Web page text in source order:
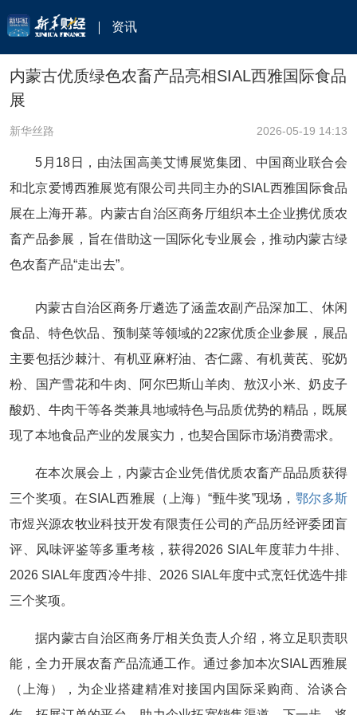
资讯
内蒙古优质绿色农畜产品亮相SIAL西雅国际食品
展
新华丝路 2026-05-19 14:13
5月18日，由法国高美艾博展览集团、中国商业联合会
和北京爱博西雅展览有限公司共同主办的SIAL西雅国际食品
展在上海开幕。内蒙古自治区商务厅组织本土企业携优质农
畜产品参展，旨在借助这一国际化专业展会，推动内蒙古绿
色农畜产品“走出去”。
内蒙古自治区商务厅遴选了涵盖农副产品深加工、休闲
食品、特色饮品、预制菜等领域的22家优质企业参展，展品
主要包括沙棘汁、有机亚麻籽油、杏仁露、有机黄芪、驼奶
粉、国产雪花和牛肉、阿尔巴斯山羊肉、敖汉小米、奶皮子
酸奶、牛肉干等各类兼具地域特色与品质优势的精品，既展
现了本地食品产业的发展实力，也契合国际市场消费需求。
在本次展会上，内蒙古企业凭借优质农畜产品品质获得
三个奖项。在SIAL西雅展（上海）“甄牛奖”现场， 鄂尔多斯
市煜兴源农牧业科技开发有限责任公司的产品历经评委团盲
评、风味评鉴等多重考核，获得2026 SIAL年度菲力牛排、
2026 SIAL年度西冷牛排、2026 SIAL年度中式烹饪优选牛排
三个奖项。
据内蒙古自治区商务厅相关负责人介绍，将立足职责职
能，全力开展农畜产品流通工作。通过参加本次SIAL西雅展
（上海），为企业搭建精准对接国内国际采购商、洽谈合